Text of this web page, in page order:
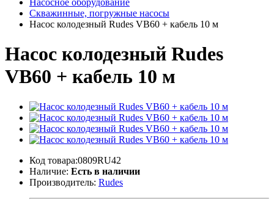
Насосное оборудование
Скважинные, погружные насосы
Насос колодезный Rudes VB60 + кабель 10 м
Насос колодезный Rudes
VB60 + кабель 10 м
Код товара:0809RU42
Наличие: Есть в наличии
Производитель: Rudes